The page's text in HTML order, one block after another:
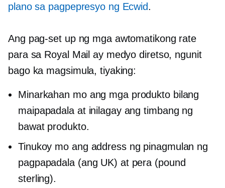
plano sa pagpepresyo ng Ecwid.
Ang pag-set up ng mga awtomatikong rate
para sa Royal Mail ay medyo diretso, ngunit
bago ka magsimula, tiyaking:
Minarkahan mo ang mga produkto bilang
maipapadala at inilagay ang timbang ng
bawat produkto.
Tinukoy mo ang address ng pinagmulan ng
pagpapadala (ang UK) at pera (pound
sterling).